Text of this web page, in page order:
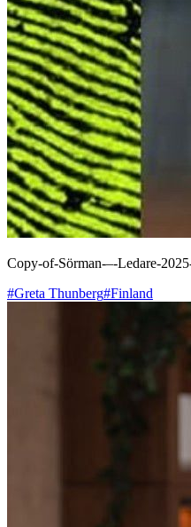
Copy-of-Sörman-–-Ledare-
#Greta Thunberg#Finland